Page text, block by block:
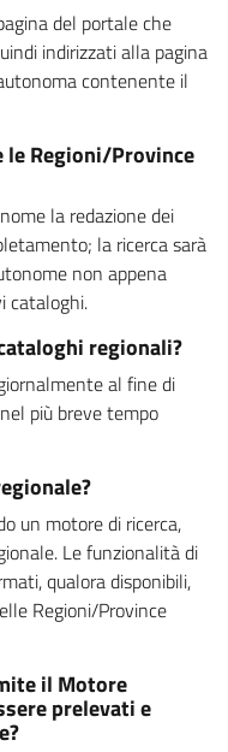
del portale che
indirizzati alla pagina
contenente il
Regioni/Province
la redazione dei
la ricerca sarà
non appena
cataloghi.
regionali?
al fine di
più breve tempo
un motore di ricerca,
Le funzionalità di
qualora disponibili,
Regioni/Province
il Motore
prelevati e